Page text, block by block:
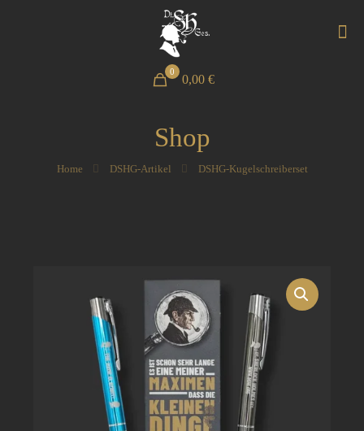
0
0,00 €
Shop
Home DSHG-Artikel DSHG-Kugelschreiberset